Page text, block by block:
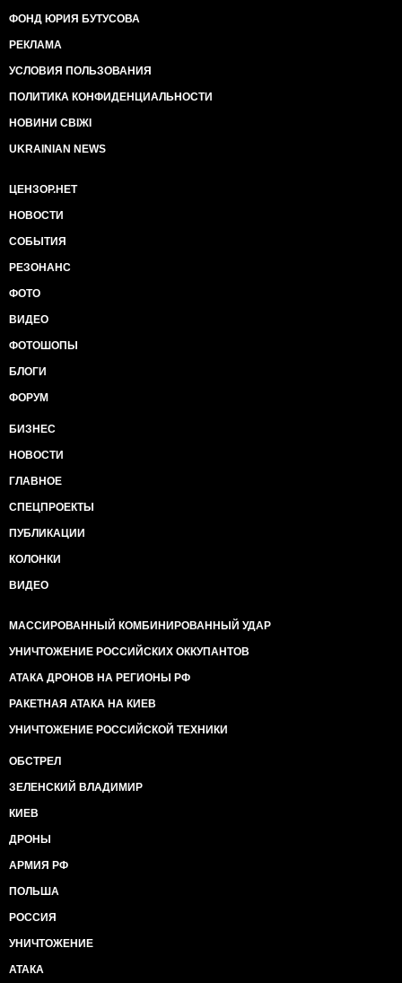
ФОНД ЮРИЯ БУТУСОВА
РЕКЛАМА
УСЛОВИЯ ПОЛЬЗОВАНИЯ
ПОЛИТИКА КОНФИДЕНЦИАЛЬНОСТИ
НОВИНИ СВІЖІ
UKRAINIAN NEWS
ЦЕНЗОР.НЕТ
НОВОСТИ
СОБЫТИЯ
РЕЗОНАНС
ФОТО
ВИДЕО
ФОТОШОПЫ
БЛОГИ
ФОРУМ
БИЗНЕС
НОВОСТИ
ГЛАВНОЕ
СПЕЦПРОЕКТЫ
ПУБЛИКАЦИИ
КОЛОНКИ
ВИДЕО
МАССИРОВАННЫЙ КОМБИНИРОВАННЫЙ УДАР
УНИЧТОЖЕНИЕ РОССИЙСКИХ ОККУПАНТОВ
АТАКА ДРОНОВ НА РЕГИОНЫ РФ
РАКЕТНАЯ АТАКА НА КИЕВ
УНИЧТОЖЕНИЕ РОССИЙСКОЙ ТЕХНИКИ
ОБСТРЕЛ
ЗЕЛЕНСКИЙ ВЛАДИМИР
КИЕВ
ДРОНЫ
АРМИЯ РФ
ПОЛЬША
РОССИЯ
УНИЧТОЖЕНИЕ
АТАКА